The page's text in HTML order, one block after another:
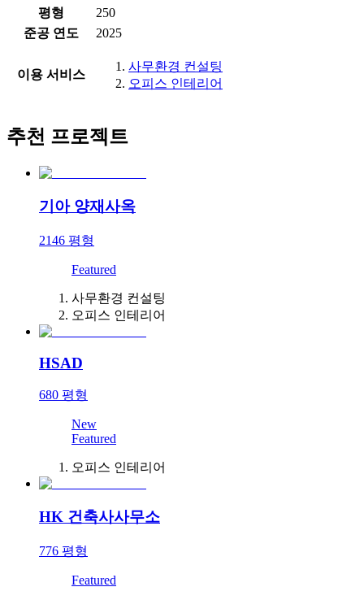
평형
250
준공 연도
2025
이용 서비스
사무환경 컨설팅
오피스 인테리어
추천 프로젝트
기아 양재사옥
2146 평형
Featured
사무환경 컨설팅
오피스 인테리어
HSAD
680 평형
New
Featured
오피스 인테리어
HK 건축사사무소
776 평형
Featured